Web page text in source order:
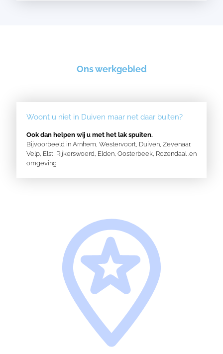
Ons werkgebied
Woont u niet in Duiven maar net daar buiten?
Ook dan helpen wij u met het lak spuiten.
Bijvoorbeeld in Arnhem Westervoort Duiven Zevenaar,
Velp Elst Rijkerswoerd Elden Oosterbeek, Rozendaal .en
omgeving